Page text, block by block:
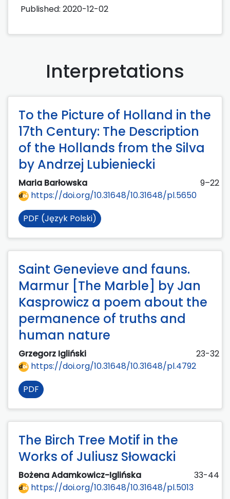
Published: 2020-12-02
Interpretations
To the Picture of Holland in the
17th Century: The Description
of the Hollands from the Silva
by Andrzej Lubieniecki
Maria Barłowska
9–22
https://doi.org/10.31648/10.31648/pl.5650
PDF (Język Polski)
Saint Genevieve and fauns.
Marmur [The Marble] by Jan
Kasprowicz a poem about the
permanence of truths and
human nature
Grzegorz Igliński
23-32
https://doi.org/10.31648/10.31648/pl.4792
PDF
The Birch Tree Motif in the
Works of Juliusz Słowacki
Bożena Adamkowicz-Iglińska
33-44
https://doi.org/10.31648/10.31648/pl.5013